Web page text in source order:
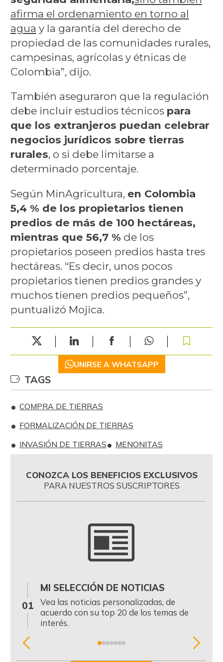
afirma el ordenamiento en torno al
agua y la garantía del derecho de
propiedad de las comunidades rurales,
campesinas, agrícolas y étnicas de
Colombia”, dijo.
También aseguraron que la regulación
debe incluir estudios técnicos para
que los extranjeros puedan celebrar
negocios jurídicos sobre tierras
rurales, o si debe limitarse a
determinado porcentaje.
Según MinAgricultura, en Colombia
5,4 % de los propietarios tienen
predios de más de 100 hectáreas,
mientras que 56,7 % de los
propietarios poseen predios hasta tres
hectáreas. “Es decir, unos pocos
propietarios tienen predios grandes y
muchos tienen predios pequeños”,
puntualizó Mojica.
UNIRSE A WHATSAPP
TAGS
COMPRA DE TIERRAS
FORMALIZACIÓN DE TIERRAS
INVASIÓN DE TIERRAS
MENONITAS
CONOZCA LOS BENEFICIOS EXCLUSIVOS
PARA NUESTROS SUSCRIPTORES
01
MI SELECCIÓN DE NOTICIAS
Vea las noticias personalizadas, de
acuerdo con su top 20 de los temas de
interés.
Item